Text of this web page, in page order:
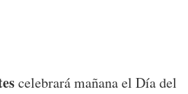
celebrará mañana el Día del